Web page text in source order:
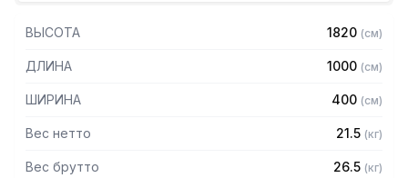
— Четыре сплошные полки из нержавеющей стали марки
AISI 304 толщиной 0,8 мм
— Расстояние между полками регулируемое с шагом 50
мм
— Стеллаж поставляется в разобранном виде
ВЫСОТА 1820 (см)
ДЛИНА 1000 (см)
ШИРИНА 400 (см)
Вес нетто 21.5 (кг)
Вес брутто 26.5 (кг)